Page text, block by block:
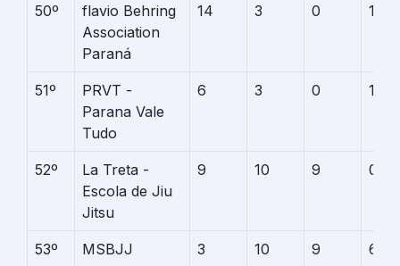
50º
flavio Behring
Association
Paraná
14 3 0 12
51º
PRVT -
Parana Vale
Tudo
6 3 0 19
52º
La Treta -
Escola de Jiu
Jitsu
9 10 9 0
53º MSBJJ 3 10 9 6